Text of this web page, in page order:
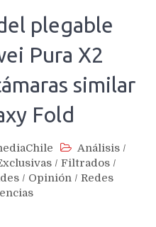
plegable
Pura X2
similar
Fold
Análisis /
/ Filtrados /
/ Opinión / Redes